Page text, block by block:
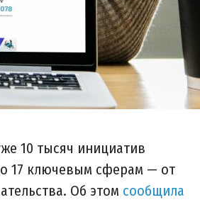
10 тысяч инициатив
17 ключевым сферам — от
Об этом сообщила